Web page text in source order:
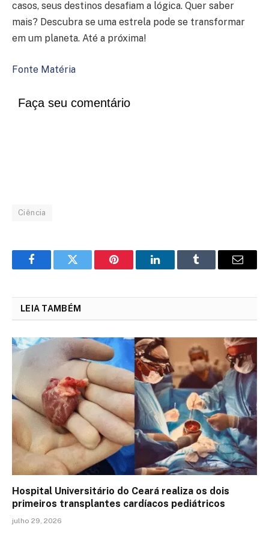
casos, seus destinos desafiam a lógica. Quer saber
mais? Descubra se uma estrela pode se transformar
em um planeta. Até a próxima!
Fonte Matéria
Faça seu comentário
Ciência
FacebookTwitter Pinterest LinkedInTumblr Email
LEIA TAMBÉM
Hospital Universitário do Ceará realiza os dois
primeiros transplantes cardíacos pediátricos
julho 29, 2026